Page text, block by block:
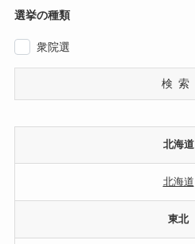
選挙の種類
衆院選
検索
北海道
北海道
東北